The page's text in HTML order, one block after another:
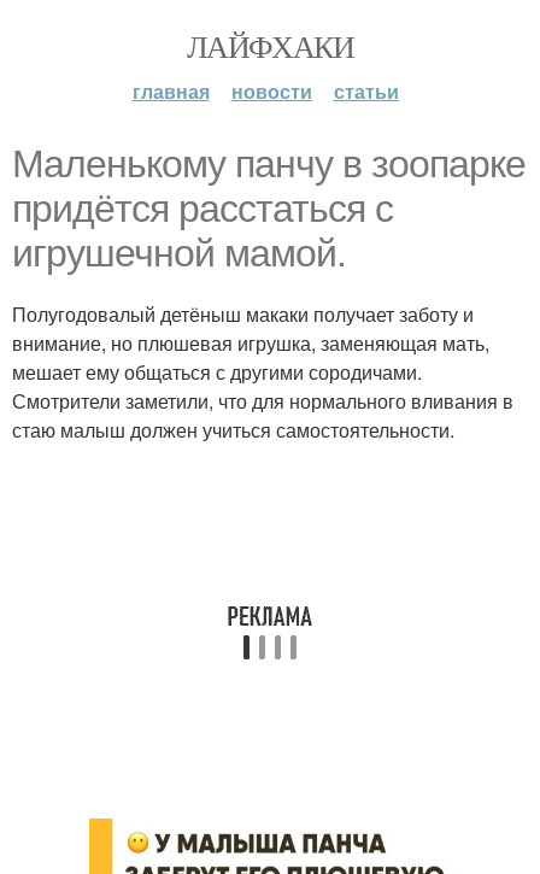
ЛАЙФХАКИ
главная новости статьи
Маленькому панчу в зоопарке
придётся расстаться с
игрушечной мамой.
Полугодовалый детёныш макаки получает заботу и
внимание, но плюшевая игрушка, заменяющая мать,
мешает ему общаться с другими сородичами.
Смотрители заметили, что для нормального вливания в
стаю малыш должен учиться самостоятельности.